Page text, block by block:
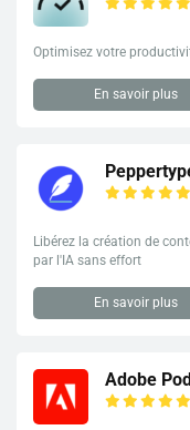
Optimisez votre
En savoir plus
Libérez la création de
par l'IA sans effort
En savoir plus
Adobe